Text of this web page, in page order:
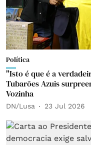
Política
"Isto é que é a
Tubarões Azuis
Vozinha
DN/Lusa 23 Jul 2026